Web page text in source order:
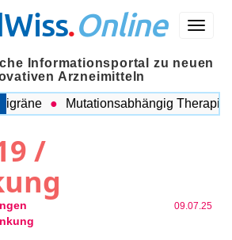
Menü
.Online
Informationsportal zu neuen
Arzneimitteln
Mutationsabhängig Therapie
/
09.07.25